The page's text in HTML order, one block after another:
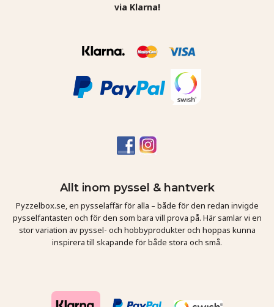
via Klarna!
Allt inom pyssel & hantverk
Pyzzelbox.se, en pysselaffär för alla – både för den redan invigde
pysselfantasten och för den som bara vill prova på. Här samlar vi en
stor variation av pyssel- och hobbyprodukter och hoppas kunna
inspirera till skapande för både stora och små.